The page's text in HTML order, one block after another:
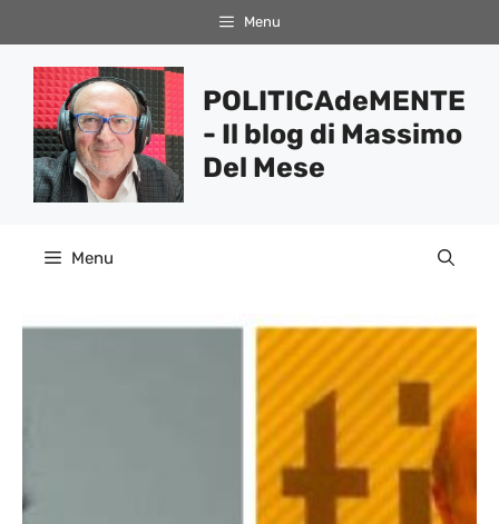
al
contenuto
Menu
POLITICAdeMENTE
- Il blog di Massimo
Del Mese
Menu